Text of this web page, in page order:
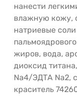
нанести
влажную кожу,
натриевые
жиров, вода,
диоксид
Na4/ЭДТА Na2,
краситель